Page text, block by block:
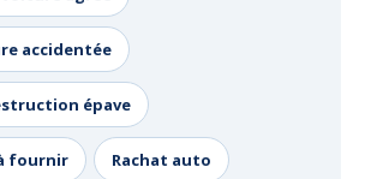
accidentée
épave
fournir Rachat auto